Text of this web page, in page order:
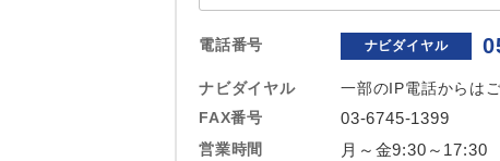
電話番号 ナビダイヤル
ナビダイヤル
一部のIP電話からは
FAX番号
03-6745-1399
営業時間 月～金9:30～17:30
おひとり様バ